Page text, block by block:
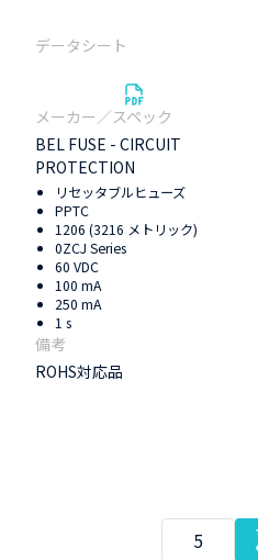
BEL FUSE - CIRCUIT
PROTECTION
リセッタブルヒューズ
PPTC
1206 (3216 メトリック)
0ZCJ Series
60 VDC
100 mA
250 mA
1 s
ROHS対応品